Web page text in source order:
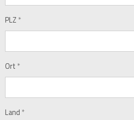
PLZ *
Ort *
Land *